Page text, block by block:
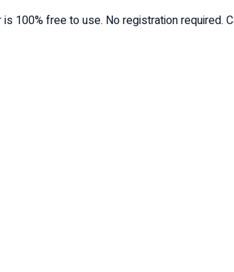
100% free to use. No registration required.